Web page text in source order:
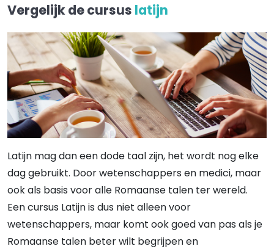
Vergelijk de cursus latijn
Latijn mag dan een dode taal zijn, het wordt nog elke
dag gebruikt. Door wetenschappers en medici, maar
ook als basis voor alle Romaanse talen ter wereld.
Een cursus Latijn is dus niet alleen voor
wetenschappers, maar komt ook goed van pas als je
Romaanse talen beter wilt begrijpen en